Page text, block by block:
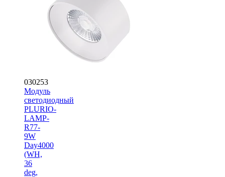
030253
Модуль
светодиодный
PLURIO-
LAMP-
R77-
9W
Day4000
(WH,
36
deg,